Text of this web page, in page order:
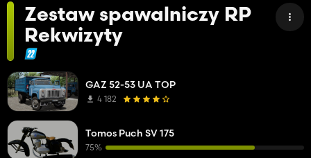
Zestaw spawalniczy RP
Rekwizyty
GAZ 52-53 UA TOP
4 182
Tomos Puch SV 175
75%